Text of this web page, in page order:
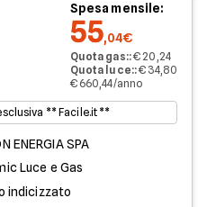
Spesa mensile:
55,04€
Quota gas::€ 20,24
Quota luce::€ 34,80
€ 660,44/anno
** Facile.it **
ENERGIA SPA
Luce e Gas
indicizzato